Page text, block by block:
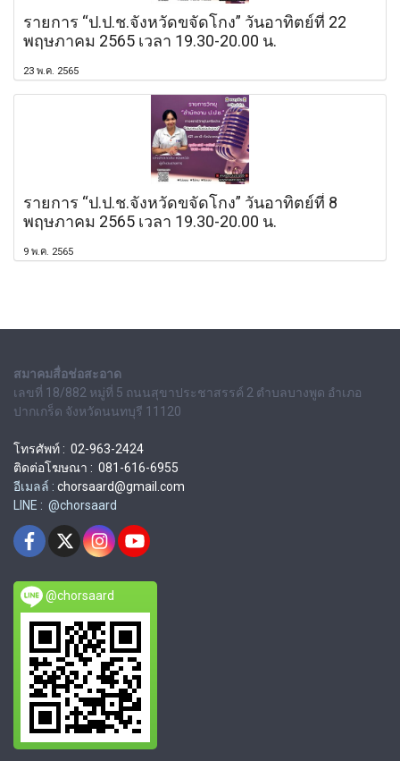
รายการ “ป.ป.ช.จังหวัดขจัดโกง” วันอาทิตย์ที่ 22
พฤษภาคม 2565 เวลา 19.30-20.00 น.
23 พ.ค. 2565
รายการ “ป.ป.ช.จังหวัดขจัดโกง” วันอาทิตย์ที่ 8
พฤษภาคม 2565 เวลา 19.30-20.00 น.
9 พ.ค. 2565
สมาคมสื่อช่อสะอาด
เลขที่ 18/882 หมู่ที่ 5 ถนนสุขาประชาสรรค์ 2 ตำบลบางพูด อำเภอ
ปากเกร็ด จังหวัดนนทบุรี 11120
โทรศัพท์ : 02-963-2424
ติดต่อโฆษณา : 081-616-6955
อีเมลล์ : chorsaard@gmail.com
LINE : @chorsaard
@chorsaard